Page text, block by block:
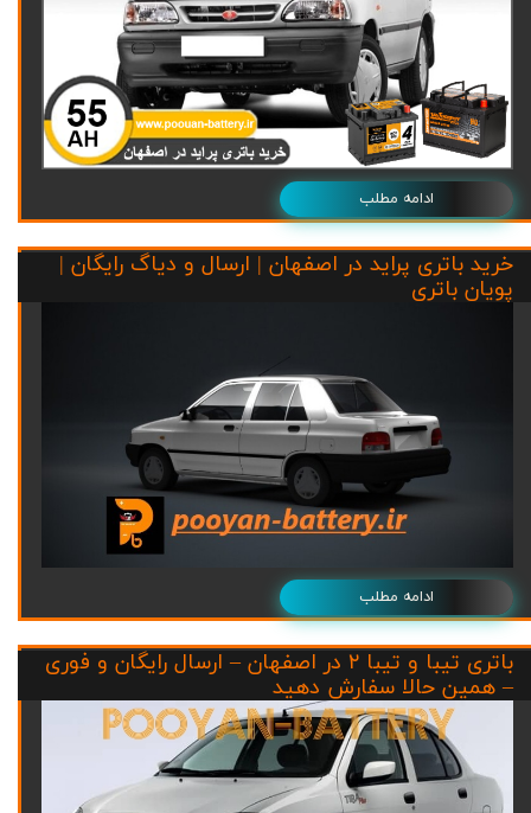
ادامه مطلب
خرید باتری پراید در اصفهان | ارسال و دیاگ رایگان |
پویان باتری
ادامه مطلب
باتری تیبا و تیبا ۲ در اصفهان – ارسال رایگان و فوری
– همین حالا سفارش دهید